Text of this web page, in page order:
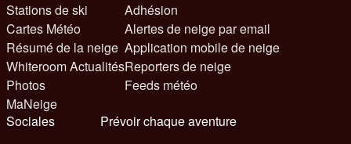
Stations de ski
Cartes Météo
Résumé de la neige
Whiteroom Actualités
Photos
MaNeige
Adhésion
Alertes de neige par email
Application mobile de neige
Reporters de neige
Feeds météo
Sociales
Prévoir chaque aventure